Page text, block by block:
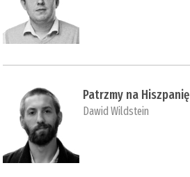
Patrzmy na Hiszpanię
Dawid Wildstein